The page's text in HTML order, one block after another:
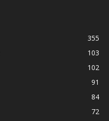
355
103
102
91
84
72